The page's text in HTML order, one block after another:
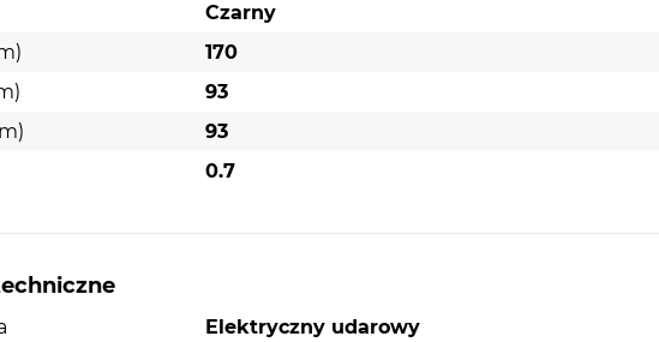
Czarny
170
93
93
0.7
Elektryczny udarowy